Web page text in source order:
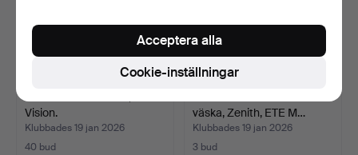
Vision.
Klubbades 19 jan 2026
40 bud
väska, Zenith, ETE M…
Klubbades 19 jan 2026
3 bud
Cookie-inställningar
Acceptera alla